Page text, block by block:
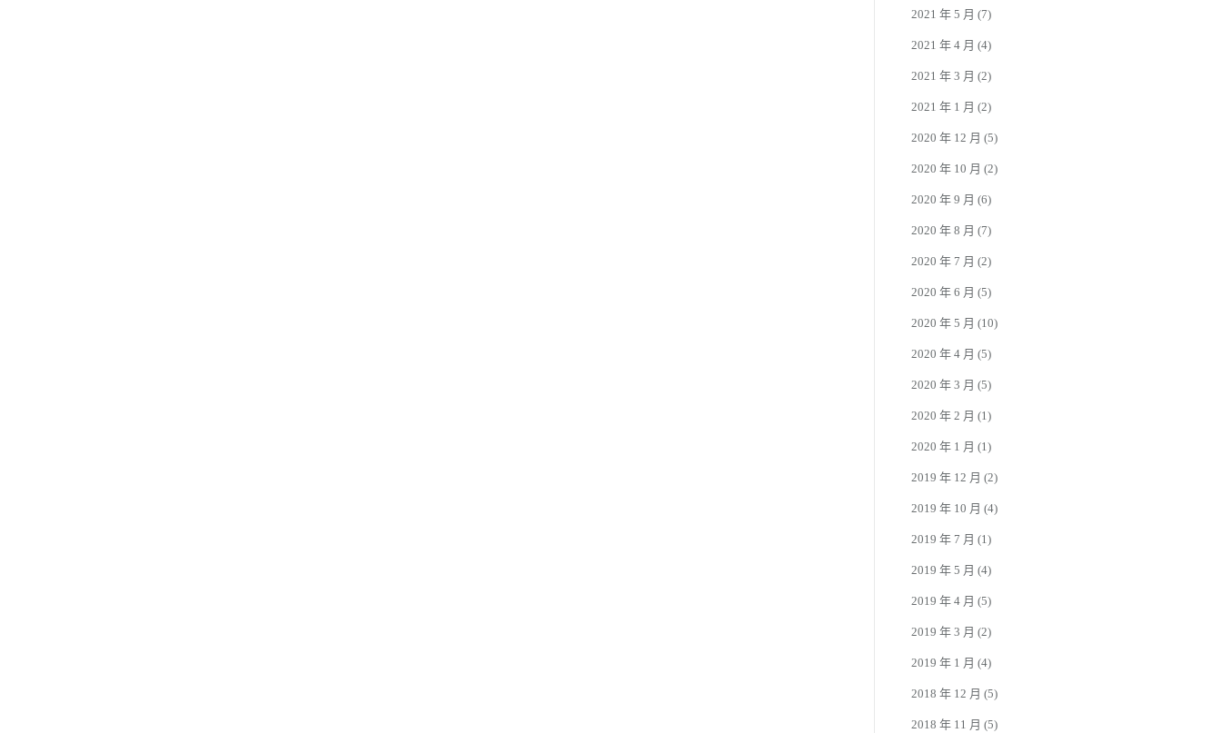
2021 年 5 月 (7)
2021 年 4 月 (4)
2021 年 3 月 (2)
2021 年 1 月 (2)
2020 年 12 月 (5)
2020 年 10 月 (2)
2020 年 9 月 (6)
2020 年 8 月 (7)
2020 年 7 月 (2)
2020 年 6 月 (5)
2020 年 5 月 (10)
2020 年 4 月 (5)
2020 年 3 月 (5)
2020 年 2 月 (1)
2020 年 1 月 (1)
2019 年 12 月 (2)
2019 年 10 月 (4)
2019 年 7 月 (1)
2019 年 5 月 (4)
2019 年 4 月 (5)
2019 年 3 月 (2)
2019 年 1 月 (4)
2018 年 12 月 (5)
2018 年 11 月 (5)